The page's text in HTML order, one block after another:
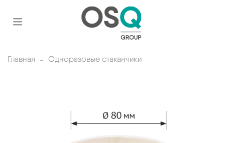
Главная Одноразовые стаканчики